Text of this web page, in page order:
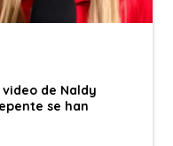
de Naldy
se han